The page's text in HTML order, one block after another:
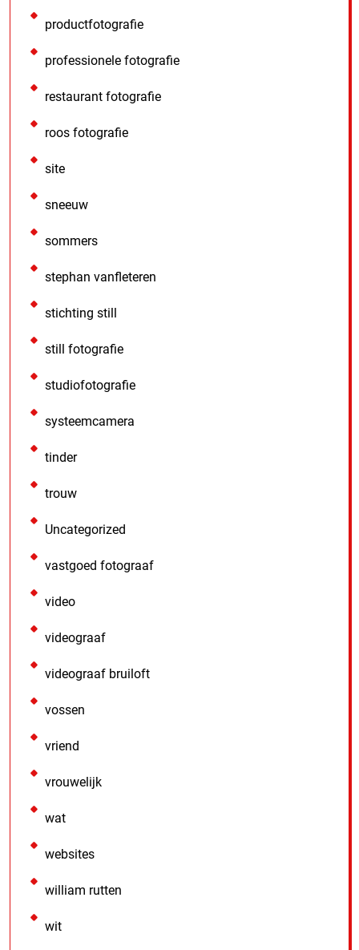
productfotografie
professionele fotografie
restaurant fotografie
roos fotografie
site
sneeuw
sommers
stephan vanfleteren
stichting still
still fotografie
studiofotografie
systeemcamera
tinder
trouw
Uncategorized
vastgoed fotograaf
video
videograaf
videograaf bruiloft
vossen
vriend
vrouwelijk
wat
websites
william rutten
wit